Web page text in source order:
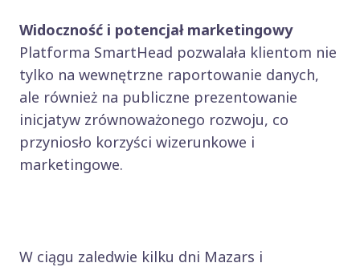
Widoczność i potencjał marketingowy
Platforma SmartHead pozwalała klientom nie
tylko na wewnętrzne raportowanie danych,
ale również na publiczne prezentowanie
inicjatyw zrównoważonego rozwoju, co
przyniosło korzyści wizerunkowe i
marketingowe.
W ciągu zaledwie kilku dni Mazars i